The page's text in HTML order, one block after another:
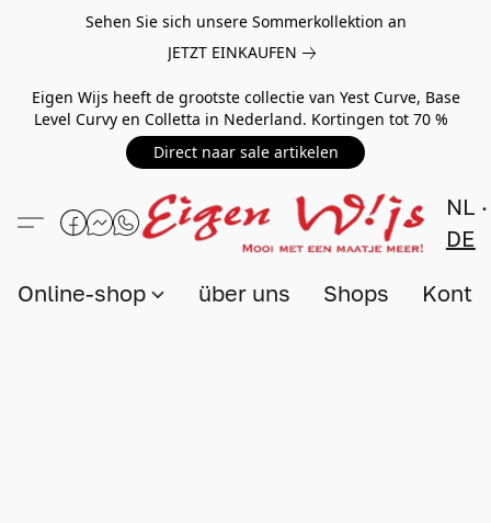
Sehen Sie sich unsere Sommerkollektion an
JETZT EINKAUFEN
Eigen Wijs heeft de grootste collectie van Yest Curve, Base
Level Curvy en Colletta in Nederland. Kortingen tot 70 %
Direct naar sale artikelen
NL
DE
Online-shop über uns Shops